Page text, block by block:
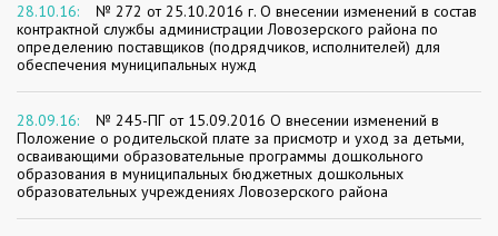
28.10.16:
№ 272 от 25.10.2016 г. О внесении изменений в состав
контрактной службы администрации Ловозерского района по
определению поставщиков (подрядчиков, исполнителей) для
обеспечения муниципальных нужд
28.09.16:
№ 245-ПГ от 15.09.2016 О внесении изменений в
Положение о родительской плате за присмотр и уход за детьми,
осваивающими образовательные программы дошкольного
образования в муниципальных бюджетных дошкольных
образовательных учреждениях Ловозерского района